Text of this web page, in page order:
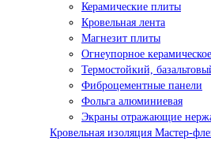
Керамические плиты
Кровельная лента
Магнезит плиты
Огнеупорное
Термостойкий,
Фиброцементные панели
Фольга алюминиевая
Экраны отражающие
Кровельная изоляция Мастер-